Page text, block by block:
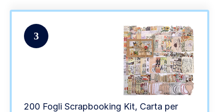
3
200 Fogli Scrapbooking Kit, Carta per